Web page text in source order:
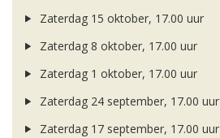
Zaterdag 15 oktober, 17.00 uur
Zaterdag 8 oktober, 17.00 uur
Zaterdag 1 oktober, 17.00 uur
Zaterdag 24 september, 17.00 uur
Zaterdag 17 september, 17.00 uur